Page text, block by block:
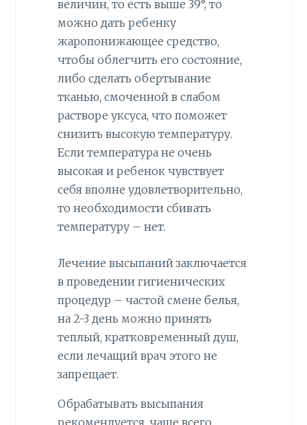
величин, то есть выше 39°, то
можно дать ребенку
жаропонижающее средство,
чтобы облегчить его состояние,
либо сделать обертывание
тканью, смоченной в слабом
растворе уксуса, что поможет
снизить высокую температуру.
Если температура не очень
высокая и ребенок чувствует
себя вполне удовлетворительно,
то необходимости сбивать
температуру – нет.
Лечение высыпаний заключается
в проведении гигиенических
процедур – частой смене белья,
на 2-3 день можно принять
теплый, кратковременный душ,
если лечащий врач этого не
запрещает.
Обрабатывать высыпания
рекомендуется, чаще всего,